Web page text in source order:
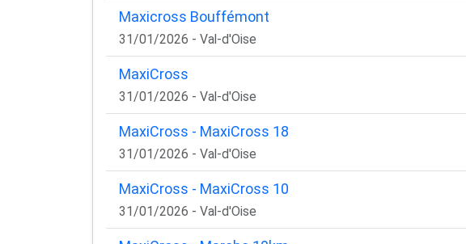
Maxicross Bouffémont
31/01/2026 - Val-d'Oise
MaxiCross
31/01/2026 - Val-d'Oise
MaxiCross - MaxiCross 18
31/01/2026 - Val-d'Oise
MaxiCross - MaxiCross 10
31/01/2026 - Val-d'Oise